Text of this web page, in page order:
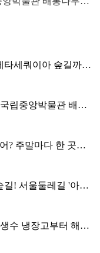
타세쿼이아 숲길까
립중앙박물관 배롱
? 주말마다 한 곳씩
길! 서울둘레길 '아차
수 냉장고부터 해피